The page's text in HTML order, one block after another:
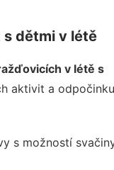
dětmi v létě
v létě s
aktivit a
s možností